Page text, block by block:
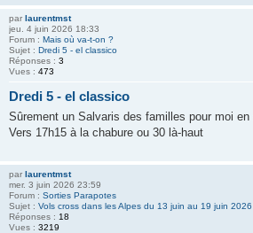
par laurentmst
jeu. 4 juin 2026 18:33
Forum : Mais où va-t-on ?
Sujet : Dredi 5 - el classico
Réponses : 3
Vues : 473
Dredi 5 - el classico
Sûrement un Salvaris des familles pour moi en
Vers 17h15 à la chabure ou 30 là-haut
par laurentmst
mer. 3 juin 2026 23:59
Forum : Sorties Parapotes
Sujet : Vols cross dans les Alpes du 13 juin au 19 juin 2026
Réponses : 18
Vues : 3219